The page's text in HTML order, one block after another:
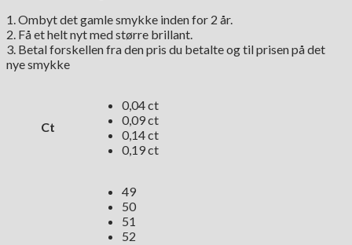
1. Ombyt det gamle smykke inden for 2 år.
2. Få et helt nyt med større brillant.
3. Betal forskellen fra den pris du betalte og til prisen på det
nye smykke
Ct
0,04 ct
0,09 ct
0,14 ct
0,19 ct
49
50
51
52